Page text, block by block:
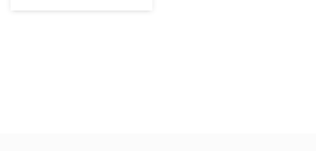
『ゲーム・オブ・スローンズ』の